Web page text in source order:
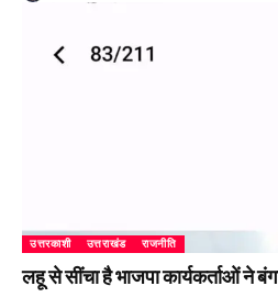
उत्तरकाशी उत्तराखंड राजनीति
लहू से सींचा है भाजपा कार्यकर्ताओं ने